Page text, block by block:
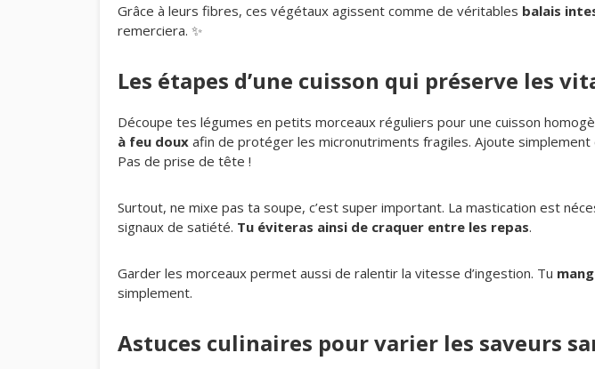
Grâce à leurs fibres, ces végétaux agissent comme de véritables balais
remerciera. ✨
Les étapes d’une cuisson qui préserve les
Découpe tes légumes en petits morceaux réguliers pour une cuisson
à feu doux afin de protéger les micronutriments fragiles. Ajoute simplement
Pas de prise de tête !
Surtout, ne mixe pas ta soupe, c’est super important. La mastication est
signaux de satiété. Tu éviteras ainsi de craquer entre les repas.
Garder les morceaux permet aussi de ralentir la vitesse d’ingestion. Tu
simplement.
Astuces culinaires pour varier les saveurs